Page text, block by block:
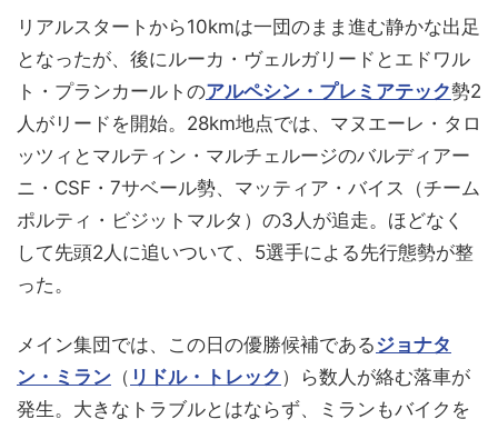
リアルスタートから10kmは一団のまま進む静かな出足
となったが、後にルーカ・ヴェルガリードとエドワル
ト・プランカールトのアルペシン・プレミアテック勢2
人がリードを開始。28km地点では、マヌエーレ・タロ
ッツィとマルティン・マルチェルージのバルディアー
ニ・CSF・7サベール勢、マッティア・バイス（チーム
ポルティ・ビジットマルタ）の3人が追走。ほどなく
して先頭2人に追いついて、5選手による先行態勢が整
った。
メイン集団では、この日の優勝候補であるジョナタ
ン・ミラン （ リドル・トレック ）ら数人が絡む落車が
発生。大きなトラブルとはならず、ミランもバイクを